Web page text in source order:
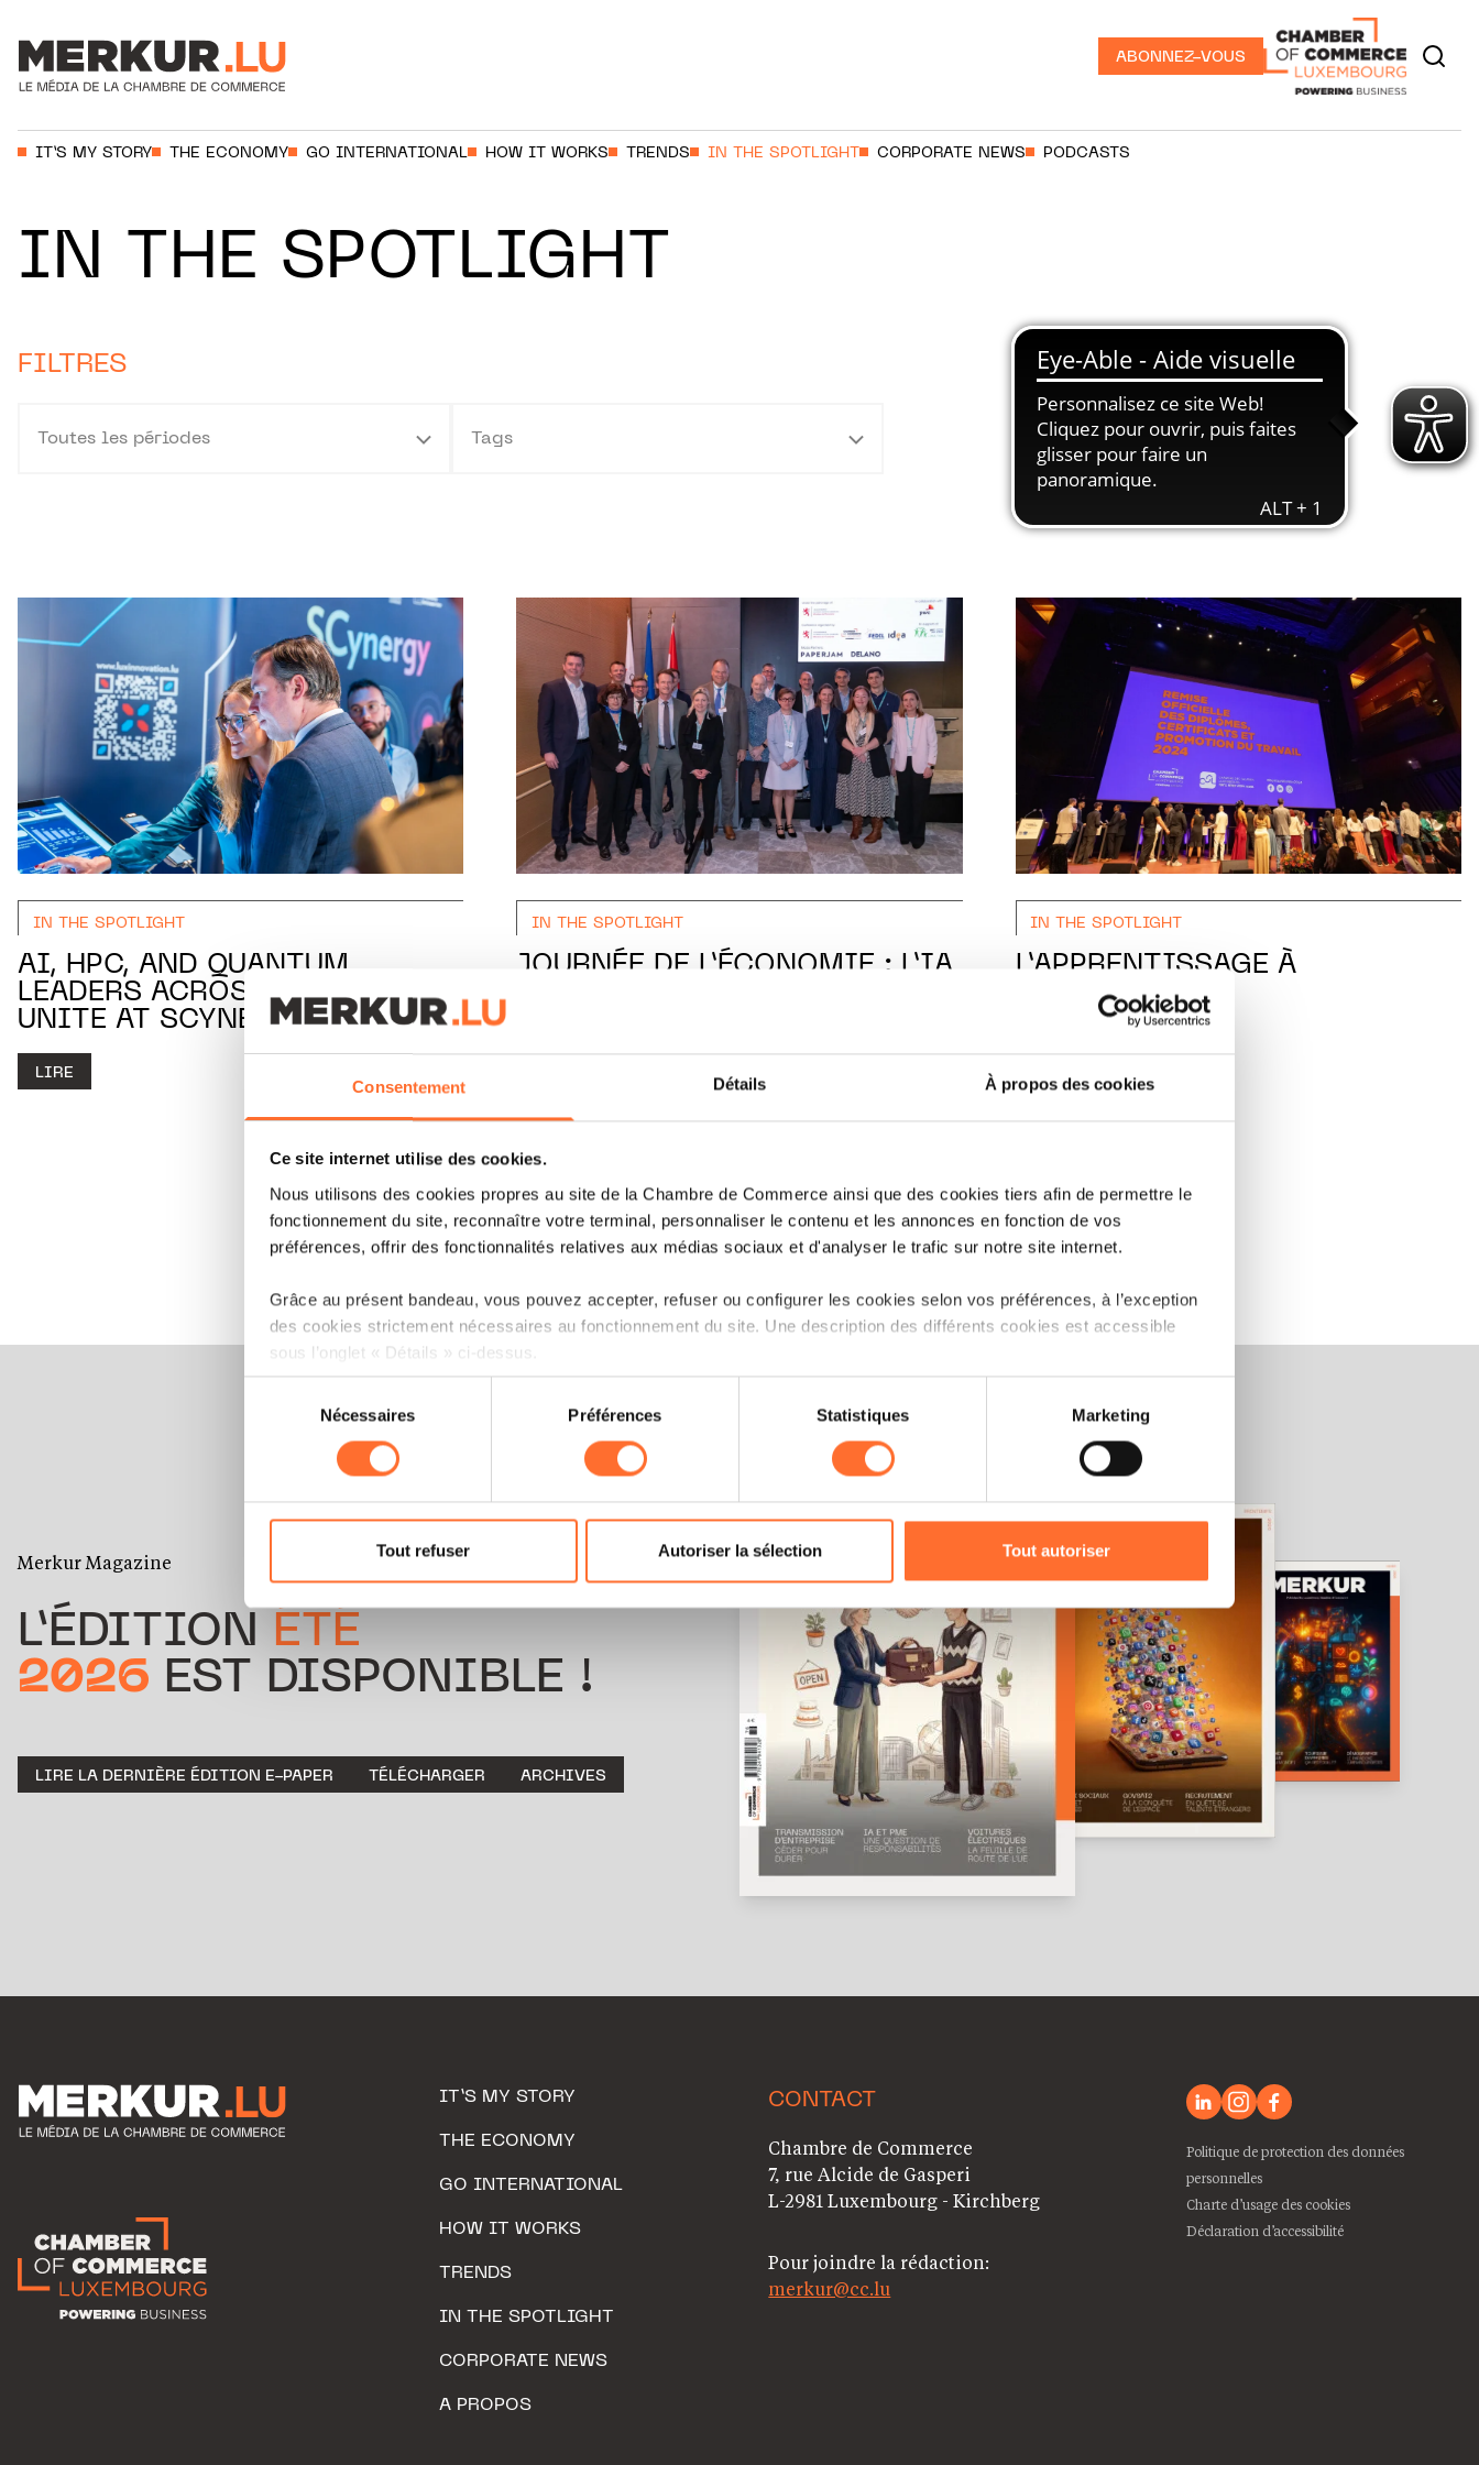
Consentement Détails À propos des cookies
Ce site internet utilise des cookies.
Nous utilisons des cookies propres au site de la Chambre de Commerce ainsi que des cookies tiers afin de permettre le
fonctionnement du site, reconnaître votre terminal, personnaliser le contenu et les annonces en fonction de vos
préférences, offrir des fonctionnalités relatives aux médias sociaux et d'analyser le trafic sur notre site internet.
Grâce au présent bandeau, vous pouvez accepter, refuser ou configurer les cookies selon vos préférences, à l’exception
des cookies strictement nécessaires au fonctionnement du site. Une description des différents cookies est accessible
sous l’onglet « Détails » ci-dessus.
Il est précisé que la navigation sur le site et certaines fonctionnalités (ex : lecture de vidéos, partage sur les réseaux
sociaux, sauvegarde des préférences de lecture vidéo, personnalisation de l’affichage du site) peuvent être affectées en
cas de refus de tous les cookies ou des cookies non nécessaires.
Pour de plus amples informations sur la manière dont nous utilisons lescookies et sommes amenés à traiter vos données
personnelles, vous pouvez consulter notre
Charte d’usage des cookies et notrePolitique de protection des données
personnelles.
consentement
Nécessaires Préférences Statistiques Marketing
Tout refuser Autoriser la sélection Tout autoriser
ABONNEZ-VOUS
IT’S MY STORY THE ECONOMY GO INTERNATIONAL HOW IT WORKS TRENDS IN THE SPOTLIGHT CORPORATE NEWS PODCASTS
IN THE SPOTLIGHT
FILTRES
Toutes les périodes Tags
IN THE SPOTLIGHT
AI, HPC, AND QUANTUM
LEADERS ACROSS EUROPE
UNITE AT SCYNERGY 2025
LIRE
IN THE SPOTLIGHT
JOURNÉE DE L’ÉCONOMIE : L’IA
IN THE SPOTLIGHT
L’APPRENTISSAGE À
L’HONNEUR!
Précédent 1 2 3 4
Merkur Magazine
L’ÉDITION ÉTÉ
2026 EST DISPONIBLE !
LIRE LA DERNIÈRE ÉDITION E-PAPER TÉLÉCHARGER ARCHIVES
IT’S MY STORY
THE ECONOMY
GO INTERNATIONAL
HOW IT WORKS
TRENDS
IN THE SPOTLIGHT
CORPORATE NEWS
A PROPOS
CONTACT
Chambre de Commerce
7, rue Alcide de Gasperi
L-2981 Luxembourg - Kirchberg
Pour joindre la rédaction:
merkur@cc.lu
Politique de protection des données
personnelles
Charte d’usage des cookies
Déclaration d’accessibilité